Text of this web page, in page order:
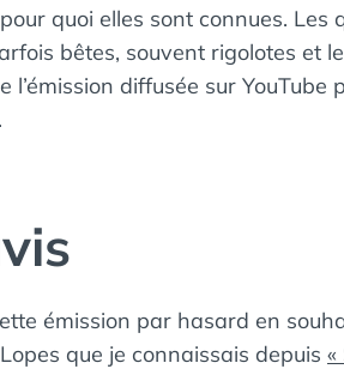
quoi elles sont connues. Les
bêtes, souvent rigolotes et
l’émission diffusée sur
émission par hasard en
que je connaissais depuis «